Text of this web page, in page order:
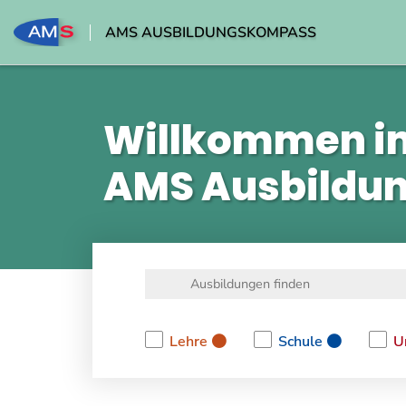
AMS AUSBILDUNGSKOMPASS
Willkommen
AMS
Lehre
Schule